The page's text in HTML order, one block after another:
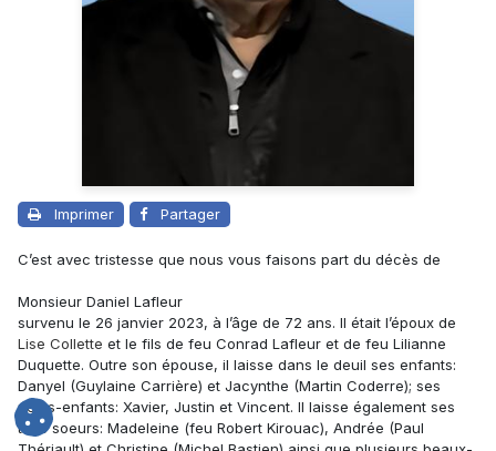
Imprimer Partager
C’est avec tristesse que nous vous faisons part du décès de
Monsieur Daniel Lafleur
survenu le 26 janvier 2023, à l’âge de 72 ans. Il était l’époux de
Lise Collette et le fils de feu Conrad Lafleur et de feu Lilianne
Duquette. Outre son épouse, il laisse dans le deuil ses enfants:
Danyel (Guylaine Carrière) et Jacynthe (Martin Coderre); ses
petits-enfants: Xavier, Justin et Vincent. Il laisse également ses
trois soeurs: Madeleine (feu Robert Kirouac), Andrée (Paul